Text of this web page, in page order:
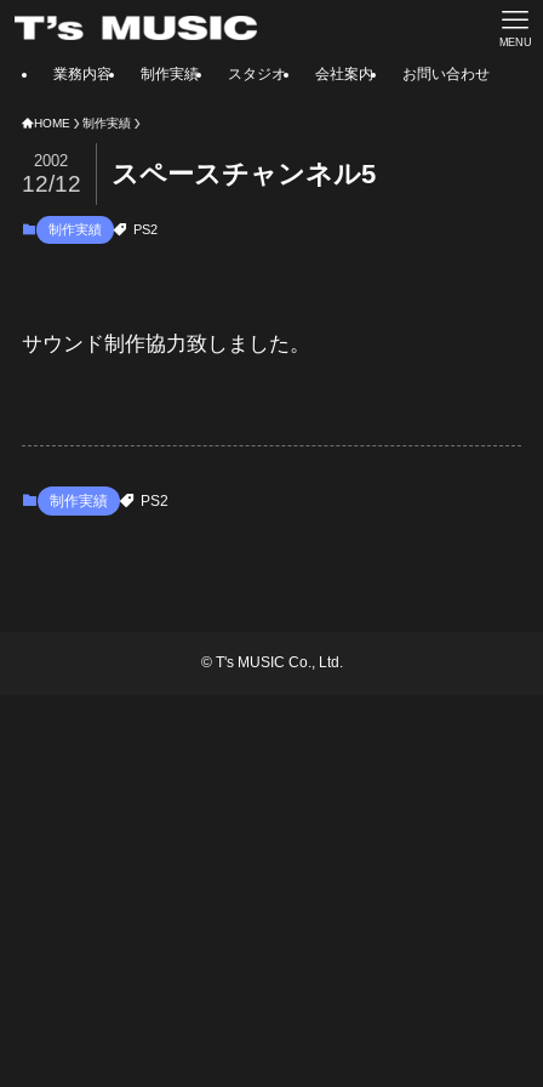
MENU
業務内容 制作実績 スタジオ 会社案内 お問い合わせ
HOME 制作実績
スペースチャンネル5
2002
12/12
制作実績 PS2
サウンド制作協力致しました。
制作実績 PS2
©T's MUSIC Co., Ltd.